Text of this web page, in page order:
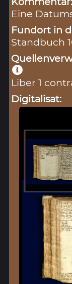
Eine
Fundort in
Standbuch
Liber 1
Digitalisat: